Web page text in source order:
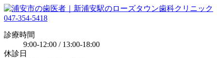
047-354-5418
診療時間
9:00-12:00 / 13:00-18:00
休診日